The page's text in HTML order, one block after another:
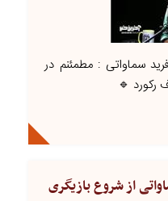
سماواتی : مطمئنم در
رکورد 🔹
از شروع بازیگری